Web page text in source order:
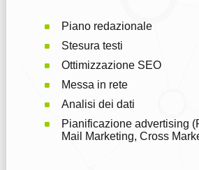
Piano redazionale
Stesura testi
Ottimizzazione SEO
Messa in rete
Analisi dei dati
Pianificazione advertising
Mail Marketing, Cross